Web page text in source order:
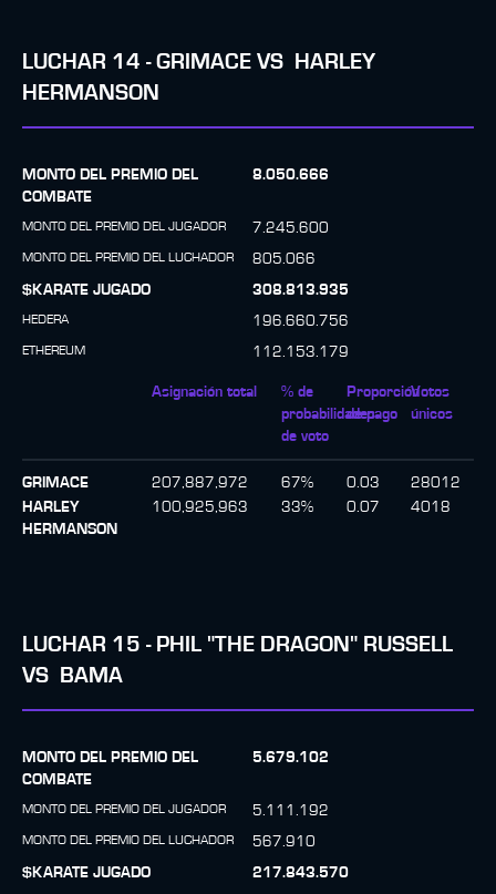
LUCHAR 14 - GRIMACE VS
HARLEY
HERMANSON
MONTO DEL PREMIO DEL
COMBATE
8.050.666
MONTO DEL PREMIO DEL JUGADOR 7.245.600
MONTO DEL PREMIO DEL LUCHADOR
805.066
$KARATE JUGADO
308.813.935
HEDERA 196.660.756
ETHEREUM 112.153.179
Asignación total
% de
probabilidades
de voto
Proporción
de pago
Votos
únicos
GRIMACE 207,887,972 67% 0.03
28012
HARLEY
HERMANSON
100,925,963 33% 0.07 4018
LUCHAR 15 - PHIL "THE DRAGON" RUSSELL
VS
BAMA
MONTO DEL PREMIO DEL
COMBATE
5.679.102
MONTO DEL PREMIO DEL JUGADOR 5.111.192
MONTO DEL PREMIO DEL LUCHADOR
567.910
$KARATE JUGADO
217.843.570